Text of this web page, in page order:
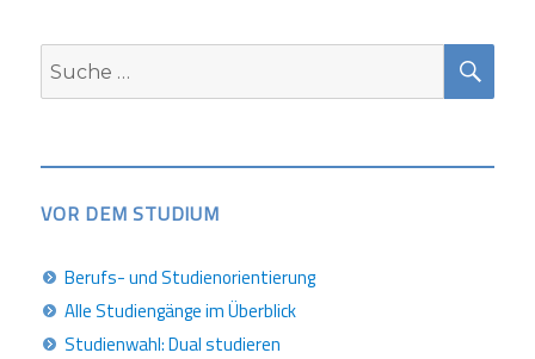
Suche
nach:
VOR DEM STUDIUM
Berufs- und Studienorientierung
Alle Studiengänge im Überblick
Studienwahl: Dual studieren